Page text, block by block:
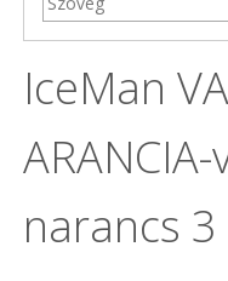
IceMan
narancs 3